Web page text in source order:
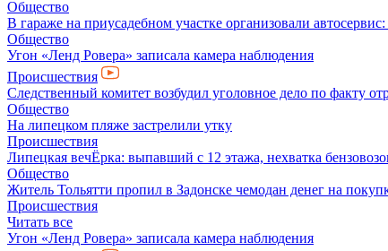
Общество
В гараже на приусадебном участке организовали
Общество
Угон «Ленд Ровера» записала камера наблюдения
Происшествия
Следственный комитет возбудил уголовное дело по факту
Общество
На липецком пляже застрелили утку
Происшествия
Липецкая вечЁрка: выпавший с 12 этажа, нехватка
Общество
Житель Тольятти пропил в Задонске чемодан денег на
Происшествия
Читать все
Угон «Ленд Ровера» записала камера наблюдения